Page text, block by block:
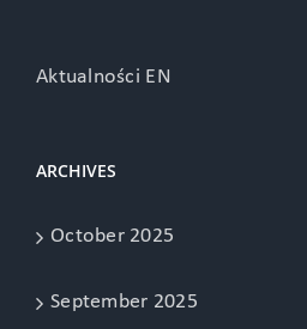
Aktualności EN
ARCHIVES
October 2025
September 2025